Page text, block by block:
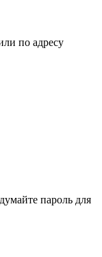
по адресу
пароль для